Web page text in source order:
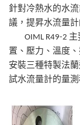
針對冷熱水的水
議，提昇水流量
OIML R49-2 主
置、壓力、溫度
安裝三種特製法
試水流量計的量